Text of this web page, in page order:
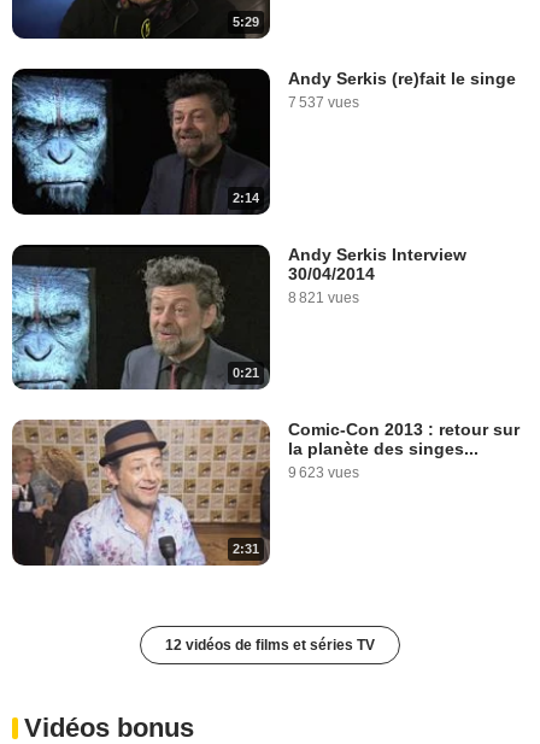
5:29
2:14
Andy Serkis (re)fait le singe
7 537 vues
0:21
Andy Serkis Interview
30/04/2014
8 821 vues
2:31
Comic-Con 2013 : retour sur
la planète des singes...
9 623 vues
12 vidéos de films et séries TV
Vidéos bonus